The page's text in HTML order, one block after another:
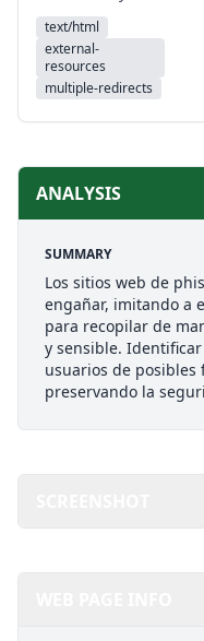
text/html
external-
resources
multiple-redirects
ANALYSIS
SUMMARY
Los sitios web de
engañar, imitando a
para recopilar de
y sensible.
usuarios de posibles
preservando la